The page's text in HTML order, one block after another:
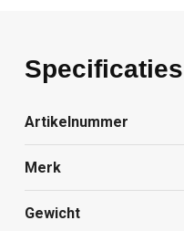
Specificaties
Artikelnummer
Merk
Gewicht